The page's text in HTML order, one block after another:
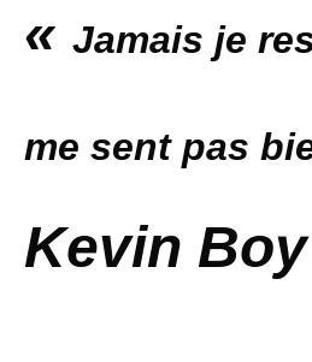
« Jamais je
me sent pas
Kevin Boy